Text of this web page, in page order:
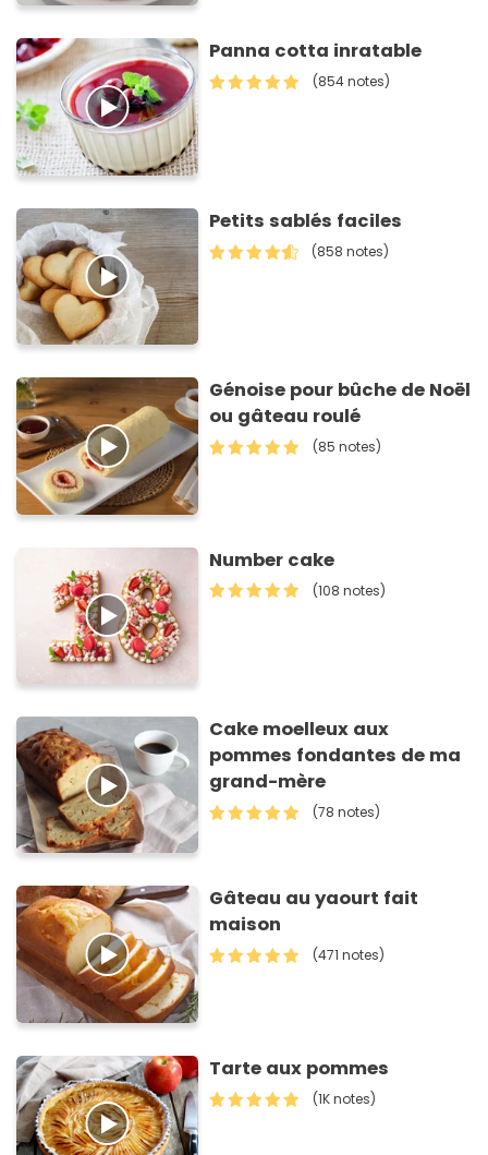
Panna cotta inratable
(854 notes)
Petits sablés faciles
(858 notes)
Génoise pour bûche de Noël
ou gâteau roulé
(85 notes)
Number cake
(108 notes)
Cake moelleux aux
pommes fondantes de ma
grand-mère
(78 notes)
Gâteau au yaourt fait
maison
(471 notes)
Tarte aux pommes
(1K notes)